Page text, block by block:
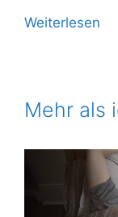
Wei­ter­le­sen
Mehr als